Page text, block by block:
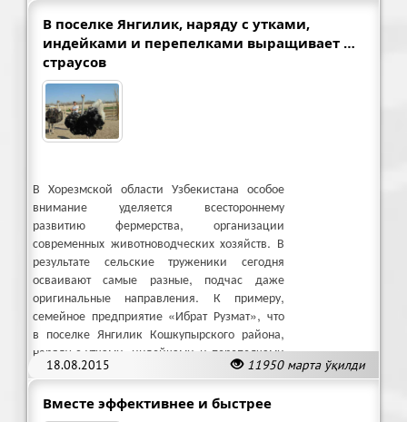
В поселке Янгилик, наряду с утками,
индейками и перепелками выращивает …
страусов
18.08.2015 11950 марта ўқилди
В Хорезмской области Узбекистана особое
внимание уделяется всестороннему
развитию фермерства, организации
современных животноводческих хозяйств. В
результате сельские труженики сегодня
осваивают самые разные, подчас даже
оригинальные направления. К примеру,
семейное предприятие «Ибрат Рузмат», что
в поселке Янгилик Кошкупырского района,
наряду с утками, индейками и перепелками
выращивает … страусов.
Вместе эффективнее и быстрее